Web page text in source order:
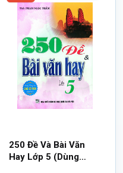
250 Đề Và Bài Văn
Hay Lớp 5 (Dùng